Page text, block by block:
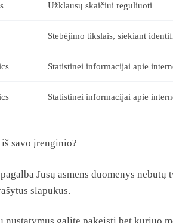
Užklausų skaičiui reguliuoti
Stebėjimo tikslais, siekiant
Statistinei informacijai apie
Statistinei informacijai apie
savo įrenginio?
Jūsų asmens duomenys
slapukus.
nustatymus galite pakeisti bet kuriuo